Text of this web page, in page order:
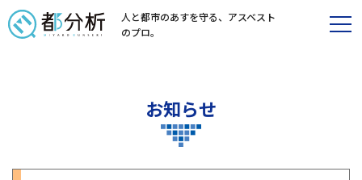
人と都市のあすを守る、 アスベスト
のプロ。
お知らせ